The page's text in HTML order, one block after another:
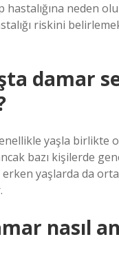
hastalığına neden
riskini
damar
yaşla birlikte
bazı kişilerde
yaşlarda da
nasıl